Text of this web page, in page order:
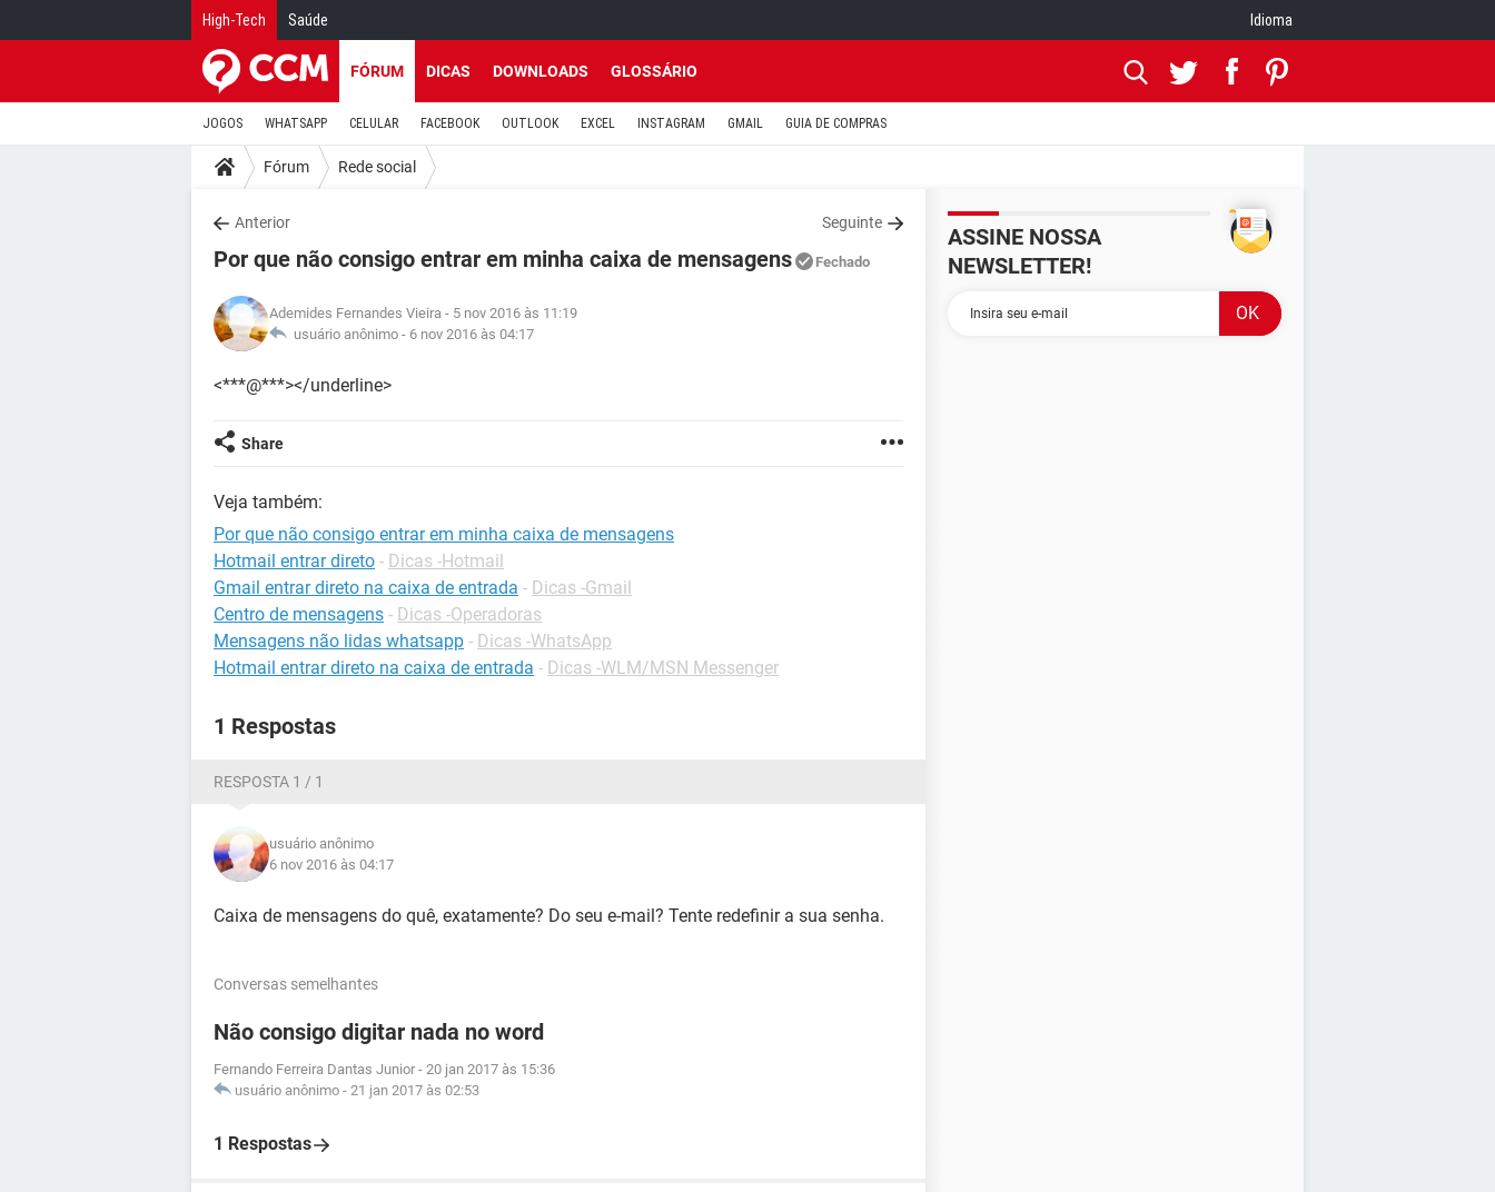
High-Tech Saúde Idioma
FÓRUM DICAS DOWNLOADS GLOSSÁRIO
JOGOS WHATSAPP CELULAR FACEBOOK OUTLOOK EXCEL INSTAGRAM GMAIL GUIA DE COMPRAS
Fórum Rede social
Anterior Seguinte
Por que não consigo entrar em minha caixa de mensagens Fechado
Ademides Fernandes Vieira - 5 nov 2016 às 11:19
usuário anônimo - 6 nov 2016 às 04:17
<***@***></underline>
Share
Veja também:
Por que não consigo entrar em minha caixa de mensagens
Hotmail entrar direto - Dicas -Hotmail
Gmail entrar direto na caixa de entrada - Dicas -Gmail
Centro de mensagens - Dicas -Operadoras
Mensagens não lidas whatsapp - Dicas -WhatsApp
Hotmail entrar direto na caixa de entrada - Dicas -WLM/MSN Messenger
1 Respostas
RESPOSTA 1 / 1
usuário anônimo
6 nov 2016 às 04:17
Caixa de mensagens do quê, exatamente? Do seu e-mail? Tente redefinir a sua senha.
Conversas semelhantes
Não consigo digitar nada no word
Fernando Ferreira Dantas Junior - 20 jan 2017 às 15:36
usuário anônimo - 21 jan 2017 às 02:53
1 Respostas
ASSINE NOSSA
NEWSLETTER!